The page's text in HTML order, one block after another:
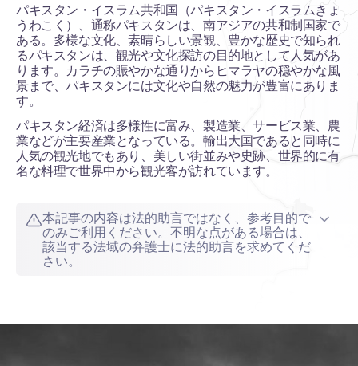
パキスタン・イスラム共和国（パキスタン・イスラムきょ
うわこく）、通称パキスタンは、南アジアの共和制国家で
ある。多様な文化、素晴らしい景観、豊かな歴史で知られ
るパキスタンは、観光や文化探訪の目的地として人気があ
ります。カラチの賑やかな通りからヒマラヤの穏やかな風
景まで、パキスタンには文化や自然の魅力が豊富にありま
す。
パキスタン経済は多様性に富み、製造業、サービス業、農
業などが主要産業となっている。輸出大国であると同時に
人気の観光地でもあり、美しい街並みや史跡、世界的に有
名な料理で世界中から観光客が訪れています。
本記事の内容は法的助言ではなく、参考目的で
のみご利用ください。不明な点がある場合は、
該当する法域の弁護士に法的助言を求めてくだ
さい。